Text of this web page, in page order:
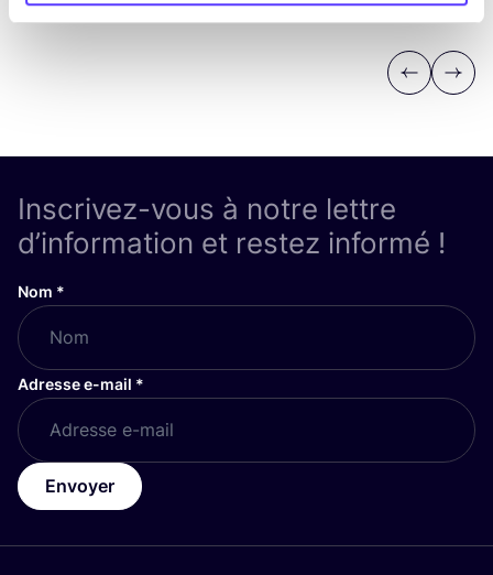
Previous
Next
Inscrivez-vous à notre lettre
d’information et restez informé !
Nom *
Adresse e-mail *
Envoyer